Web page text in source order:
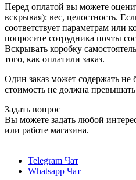
Перед оплатой вы можете
вскрывая): вес, целостность.
соответствует параметрам или
попросите сотрудника почты
Вскрывать коробку
того, как оплатили заказ.
Один заказ может содержать не
стоимость не должна
Задать вопрос
Вы можете задать любой
или работе магазина.
Telegram Чат
Whatsapp Чат